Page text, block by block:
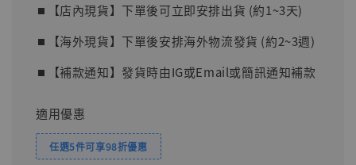
⏹︎【店內現貨】下單後可立即安排出貨 (約1~3天)
⏹︎【海外現貨】下單後安排海外物流發貨 (約2~3週)
⏹︎【補款通知】發貨時由IG或Email或簡訊通知補款
適用優惠
任選5件可享98折優惠